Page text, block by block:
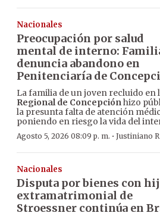
Nacionales
Preocupación por salud
mental de interno:
denuncia abandono en
Penitenciaría de
La familia de un joven recluido en
Regional de Concepciónhizo
la presunta falta de atención
poniendo en riesgo la vida del
Agosto 5, 2026 08:09 p. m. · Justiniano
Nacionales
Disputa por bienes con
extramatrimonial de
Stroessner continúa en